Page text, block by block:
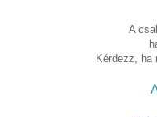
A
Kérdezz, ha